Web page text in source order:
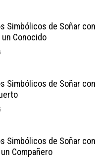
Simbólicos de Soñar con
Conocido
Simbólicos de Soñar con
Simbólicos de Soñar con
Compañero